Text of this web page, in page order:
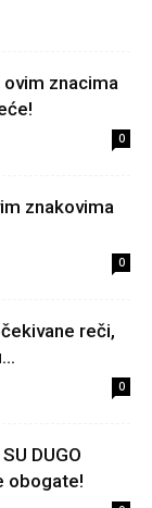
znacima
0
znakovima
0
reči,
0
DUGO
obogate!